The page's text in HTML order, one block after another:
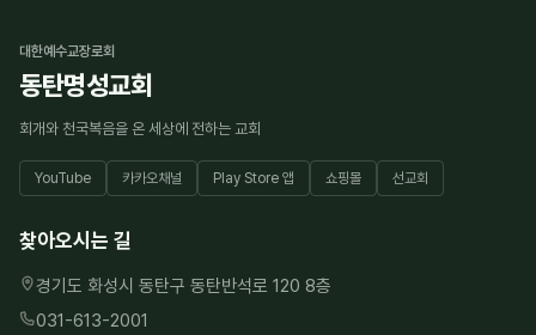
대한예수교장로회
동탄명성교회
회개와 천국복음을 온 세상에 전하는 교회
YouTube 카카오채널 Play Store 앱 쇼핑몰 선교회
찾아오시는 길
경기도 화성시 동탄구 동탄반석로 120 8층
031-613-2001